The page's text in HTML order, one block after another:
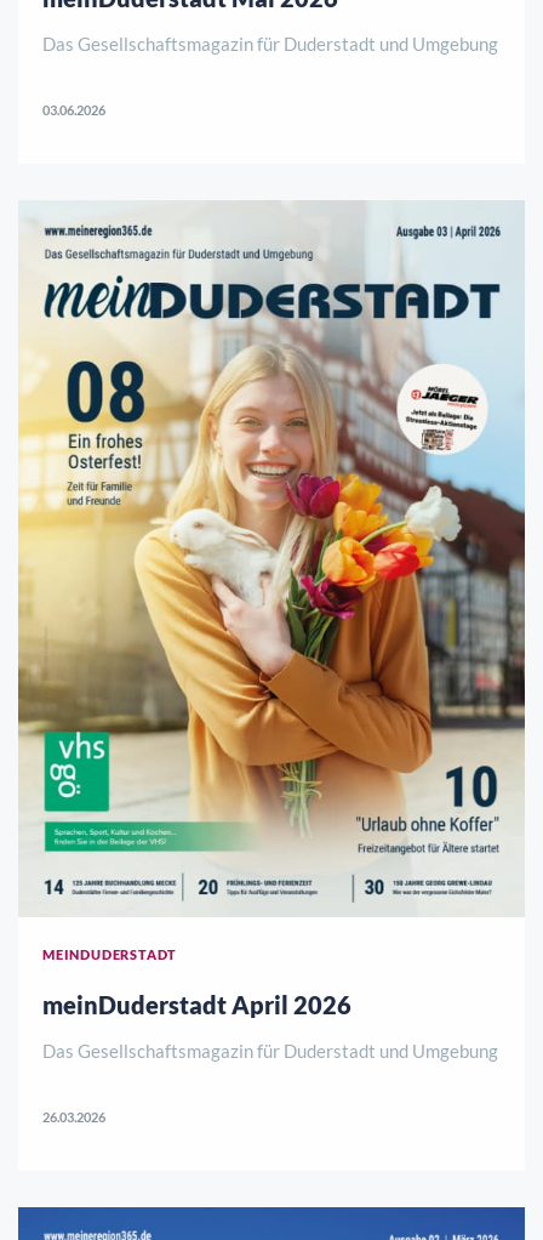
Das Gesellschaftsmagazin für Duderstadt und Umgebung
03.06.2026
MEINDUDERSTADT
meinDuderstadt April 2026
Das Gesellschaftsmagazin für Duderstadt und Umgebung
26.03.2026